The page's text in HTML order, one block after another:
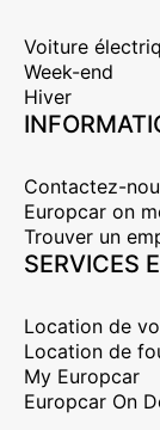
Voiture
Week-end
Hiver
Contactez-
Europcar on
Trouver un
SERVICES
Location de
Location de
My Europcar
Europcar On